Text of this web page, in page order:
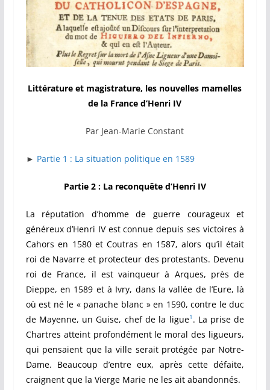
Littérature et magistrature, les nouvelles mamelles
de la France d’Henri IV
Par Jean-Marie Constant
► Partie 1 : La situation politique en 1589
Partie 2 : La reconquête d’Henri IV
La réputation d’homme de guerre courageux et
généreux d’Henri IV est connue depuis ses victoires à
Cahors en 1580 et Coutras en 1587, alors qu’il était
roi de Navarre et protecteur des protestants. Devenu
roi de France, il est vainqueur à Arques, près de
Dieppe, en 1589 et à Ivry, dans la vallée de l’Eure, là
où est né le « panache blanc » en 1590, contre le duc
de Mayenne, un Guise, chef de la ligue1 . La prise de
Chartres atteint profondément le moral des ligueurs,
qui pensaient que la ville serait protégée par Notre-
Dame. Beaucoup d’entre eux, après cette défaite,
craignent que la Vierge Marie ne les ait abandonnés.